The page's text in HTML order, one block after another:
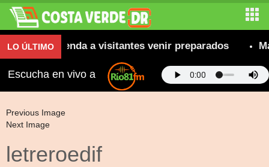
LO ÚLTIMO
se recomienda a visitantes venir preparados
Escucha en vivo a
Previous Image
Next Image
letreroedif